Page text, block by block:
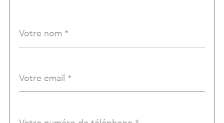
Fieldset
par
*
*